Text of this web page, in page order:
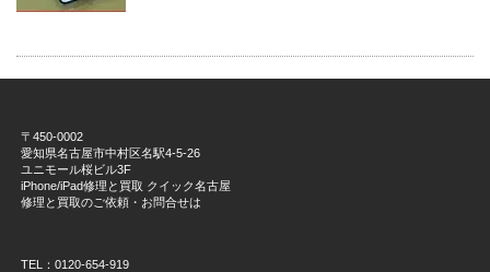
〒450-0002
愛知県名古屋市中村区名駅4-5-26
ユニモール桜ビル3F
iPhone/iPad修理と買取 クイック名古屋
修理と買取のご依頼・お問合せは
TEL：0120-654-919